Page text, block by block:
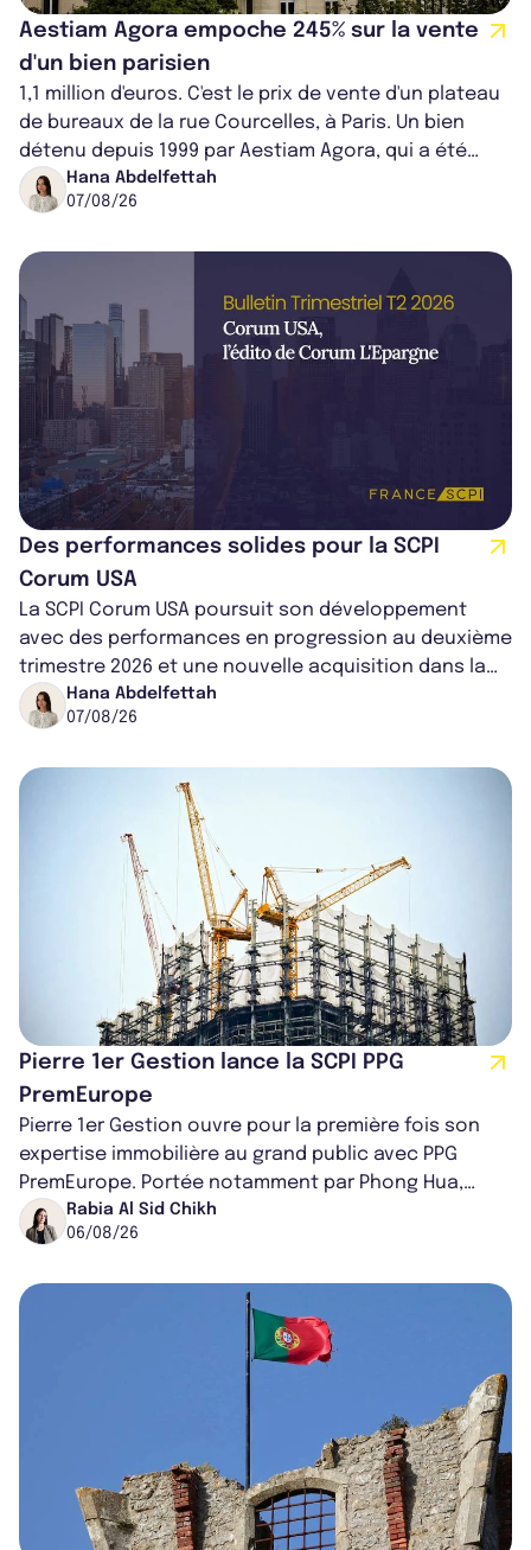
Aestiam Agora empoche 245% sur la vente
d'un bien parisien
1,1 million d'euros. C'est le prix de vente d'un plateau
de bureaux de la rue Courcelles, à Paris. Un bien
détenu depuis 1999 par Aestiam Agora, qui a été
cédé avec une plus-value...
Hana Abdelfettah
07/08/26
Des performances solides pour la SCPI
Corum USA
La SCPI Corum USA poursuit son développement
avec des performances en progression au deuxième
trimestre 2026 et une nouvelle acquisition dans la
région de Chicago. Entre hausse de...
Hana Abdelfettah
07/08/26
Pierre 1er Gestion lance la SCPI PPG
PremEurope
Pierre 1er Gestion ouvre pour la première fois son
expertise immobilière au grand public avec PPG
PremEurope. Portée notamment par Phong Hua,
ancien directeur des investissements d...
Rabia Al Sid Chikh
06/08/26